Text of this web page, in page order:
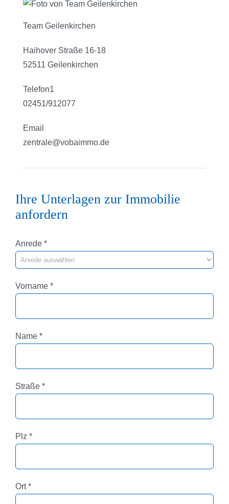
Team Geilenkirchen
Haihover Straße 16-18
52511 Geilenkirchen
Telefon1
02451/912077
Email
zentrale@vobaimmo.de
Ihre Unterlagen zur Immobilie
anfordern
Anrede Pflichtfeld
*
Vorname Pflichtfeld
*
Name Pflichtfeld
*
Straße Pflichtfeld
*
Plz Pflichtfeld
*
OrtPflichtfeld
*